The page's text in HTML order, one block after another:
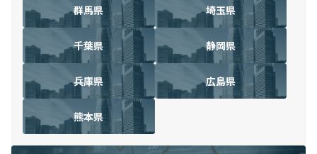
群馬県 埼玉県
千葉県 静岡県
兵庫県 広島県
熊本県